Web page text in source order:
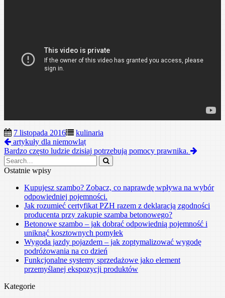
7 listopada 2016
kulinaria
artykuły dla niemowląt
Bardzo często ludzie dzisiaj potrzebują pomocy prawnika.
Ostatnie wpisy
Kupujesz szambo? Zobacz, co naprawdę wpływa na wybór
odpowiedniej pojemności.
Jak rozumieć certyfikat PZH razem z deklaracją zgodności
producenta przy zakupie szamba betonowego?
Betonowe szambo – jak dobrać odpowiednią pojemność i
uniknąć kosztownych pomyłek
Wygoda jazdy pojazdem – jak zoptymalizować wygodę
podróżowania na co dzień
Funkcjonalne systemy sprzedażowe jako element
przemyślanej ekspozycji produktów
Kategorie